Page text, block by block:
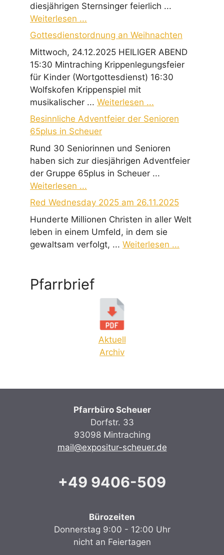
diesjährigen Sternsinger feierlich ...
Weiterlesen ...
Gottesdienstordnung an Weihnachten
Mittwoch, 24.12.2025 HEILIGER ABEND
15:30 Mintraching Krippenlegungsfeier
für Kinder (Wortgottesdienst) 16:30
Wolfskofen Krippenspiel mit
musikalischer ... Weiterlesen ...
Besinnliche Adventfeier der Senioren
65plus in Scheuer
Rund 30 Seniorinnen und Senioren
haben sich zur diesjährigen Adventfeier
der Gruppe 65plus in Scheuer ...
Weiterlesen ...
Red Wednesday 2025 am 26.11.2025
Hunderte Millionen Christen in aller Welt
leben in einem Umfeld, in dem sie
gewaltsam verfolgt, ... Weiterlesen ...
Pfarrbrief
Aktuell
Archiv
Pfarrbüro Scheuer
Dorfstr. 33
93098 Mintraching
mail@expositur-scheuer.de
+49 9406-509
Bürozeiten
Donnerstag 9:00 - 12:00 Uhr
nicht an Feiertagen